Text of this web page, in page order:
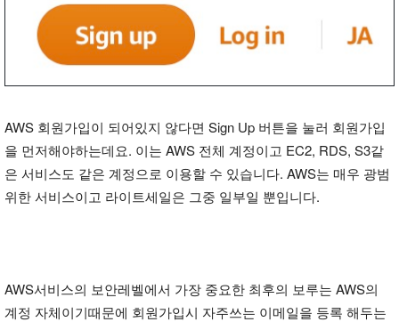
AWS 회원가입이 되어있지 않다면 Sign Up 버튼을 눌러 회원가입
을 먼저해야하는데요. 이는 AWS 전체 계정이고 EC2, RDS, S3같
은 서비스도 같은 계정으로 이용할 수 있습니다. AWS는 매우 광범
위한 서비스이고 라이트세일은 그중 일부일 뿐입니다.
AWS서비스의 보안레벨에서 가장 중요한 최후의 보루는 AWS의
계정 자체이기때문에 회원가입시 자주쓰는 이메일을 등록 해두는